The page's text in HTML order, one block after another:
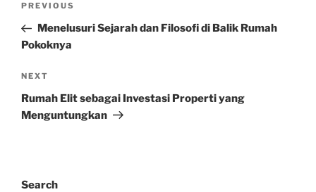
Previous
Post
PREVIOUS
Menelusuri Sejarah dan Filosofi di Balik Rumah
Pokoknya
Next
Post
NEXT
Rumah Elit sebagai Investasi Properti yang
Menguntungkan
Search